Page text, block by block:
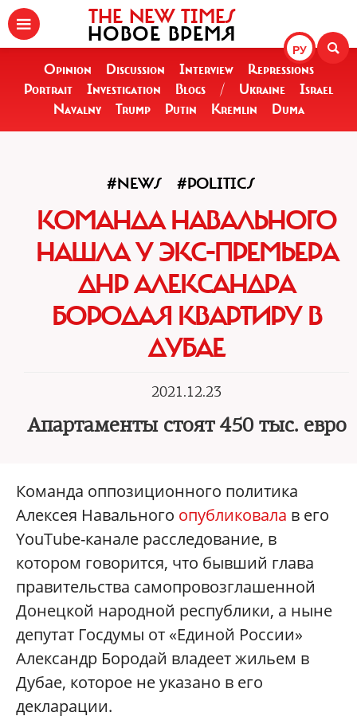
РУ
THE NEW TIMES
НОВОЕ ВРЕМЯ
Opinion Discussion Interview
Repressions
Portrait
Investigation Blogs / Ukraine
Israel
Navalny
Trump Putin Kremlin Duma
#NEWS #POLITICS
КОМАНДА НАВАЛЬНОГО
НАШЛА У ЭКС-ПРЕМЬЕРА
ДНР АЛЕКСАНДРА
БОРОДАЯ КВАРТИРУ В
ДУБАЕ
2021.12.23
Апартаменты стоят 450 тыс. евро
Команда оппозиционного политика
Алексея Навального опубликовала в его
YouTube-канале расследование, в
котором говорится, что бывший глава
правительства самопровозглашенной
Донецкой народной республики, а ныне
депутат Госдумы от «Единой России»
Александр Бородай владеет жильем в
Дубае, которое не указано в его
декларации.